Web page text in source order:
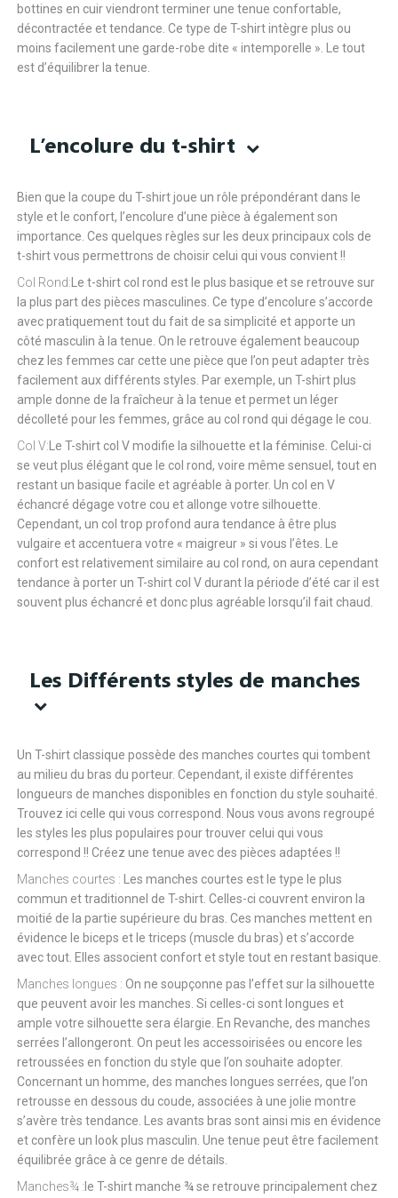
bottines en cuir viendront terminer une tenue confortable,
décontractée et tendance. Ce type de T-shirt intègre plus ou
moins facilement une garde-robe dite « intemporelle ». Le tout
est d’équilibrer la tenue.
L’encolure du t-shirt
Bien que la coupe du T-shirt joue un rôle prépondérant dans le
style et le confort, l’encolure d’une pièce à également son
importance. Ces quelques règles sur les deux principaux cols de
t-shirt vous permettrons de choisir celui qui vous convient !!
Col Rond: Le t-shirt col rond est le plus basique et se retrouve sur
la plus part des pièces masculines. Ce type d’encolure s’accorde
avec pratiquement tout du fait de sa simplicité et apporte un
côté masculin à la tenue. On le retrouve également beaucoup
chez les femmes car cette une pièce que l’on peut adapter très
facilement aux différents styles. Par exemple, un T-shirt plus
ample donne de la fraîcheur à la tenue et permet un léger
décolleté pour les femmes, grâce au col rond qui dégage le cou.
Col V: Le T-shirt col V modifie la silhouette et la féminise. Celui-ci
se veut plus élégant que le col rond, voire même sensuel, tout en
restant un basique facile et agréable à porter. Un col en V
échancré dégage votre cou et allonge votre silhouette.
Cependant, un col trop profond aura tendance à être plus
vulgaire et accentuera votre « maigreur » si vous l’êtes. Le
confort est relativement similaire au col rond, on aura cependant
tendance à porter un T-shirt col V durant la période d’été car il est
souvent plus échancré et donc plus agréable lorsqu’il fait chaud.
Les Différents styles de manches
Un T-shirt classique possède des manches courtes qui tombent
au milieu du bras du porteur. Cependant, il existe différentes
longueurs de manches disponibles en fonction du style souhaité.
Trouvez ici celle qui vous correspond. Nous vous avons regroupé
les styles les plus populaires pour trouver celui qui vous
correspond !! Créez une tenue avec des pièces adaptées !!
Manches courtes : Les manches courtes est le type le plus
commun et traditionnel de T-shirt. Celles-ci couvrent environ la
moitié de la partie supérieure du bras. Ces manches mettent en
évidence le biceps et le triceps (muscle du bras) et s’accorde
avec tout. Elles associent confort et style tout en restant basique.
Manches longues : On ne soupçonne pas l’effet sur la silhouette
que peuvent avoir les manches. Si celles-ci sont longues et
ample votre silhouette sera élargie. En Revanche, des manches
serrées l’allongeront. On peut les accessoirisées ou encore les
retroussées en fonction du style que l’on souhaite adopter.
Concernant un homme, des manches longues serrées, que l’on
retrousse en dessous du coude, associées à une jolie montre
s’avère très tendance. Les avants bras sont ainsi mis en évidence
et confère un look plus masculin. Une tenue peut être facilement
équilibrée grâce à ce genre de détails.
Manches¾ : le T-shirt manche ¾ se retrouve principalement chez